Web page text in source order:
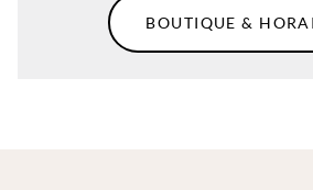
BOUTIQUE &